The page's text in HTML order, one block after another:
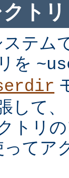
トリ
ステム
を
して
トリ
ってア